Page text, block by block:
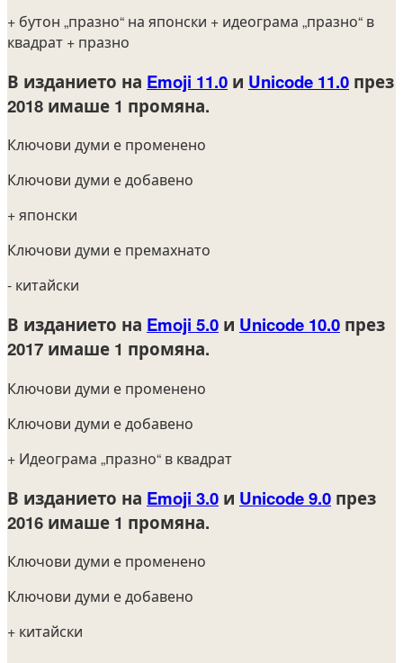
+ бутон „празно“ на японски + идеограма „празно“ в
квадрат + празно
В изданието на Emoji 11.0 и Unicode 11.0 през
2018 имаше 1 промяна.
Ключови думи е променено
Ключови думи е добавено
+ японски
Ключови думи е премахнато
- китайски
В изданието на Emoji 5.0 и Unicode 10.0 през
2017 имаше 1 промяна.
Ключови думи е променено
Ключови думи е добавено
+ Идеограма „празно“ в квадрат
В изданието на Emoji 3.0 и Unicode 9.0 през
2016 имаше 1 промяна.
Ключови думи е променено
Ключови думи е добавено
+ китайски